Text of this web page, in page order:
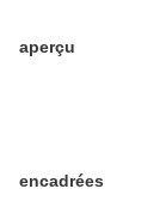
aperçu
encadrées